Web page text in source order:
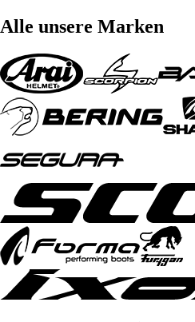
Alle unsere Marken